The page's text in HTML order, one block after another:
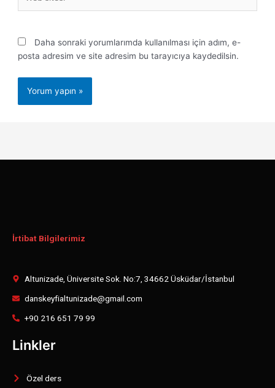
sitesi
Daha sonraki yorumlarımda kullanılması için adım, e-
posta adresim ve site adresim bu tarayıcıya kaydedilsin.
İrtibat Bilgilerimiz
Altunizade, Üniversite Sok. No:7, 34662 Üsküdar/İstanbul
danskeyfialtunizade@gmail.com
+90 216 651 79 99
Linkler
Özel ders